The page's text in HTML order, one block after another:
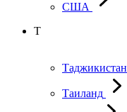
США
Т
Таджикистан
Таиланд